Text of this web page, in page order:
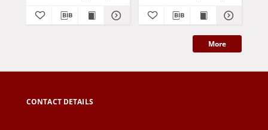
More
CONTACT DETAILS